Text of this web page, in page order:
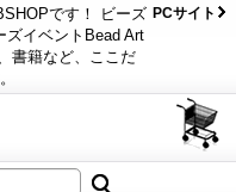
です！ ビーズ
ズイベントBead Art
書籍など、ここだ
PCサイト